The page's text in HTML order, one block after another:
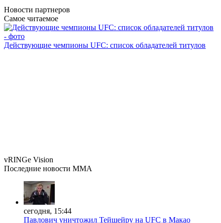
Новости партнеров
Самое читаемое
Действующие чемпионы UFC: список обладателей титулов
vRINGe Vision
Последние новости MMA
сегодня, 15:44
Павлович уничтожил Тейшейру на UFC в Макао